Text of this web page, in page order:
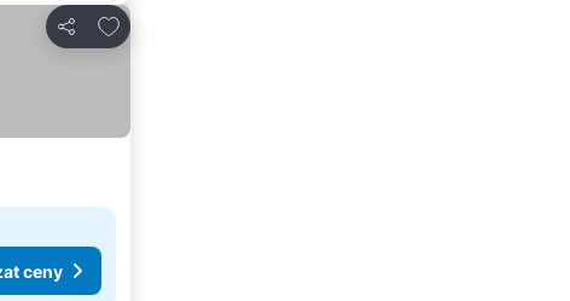
Sdílet
Přidat na seznam oblíbených hotelů
ceny